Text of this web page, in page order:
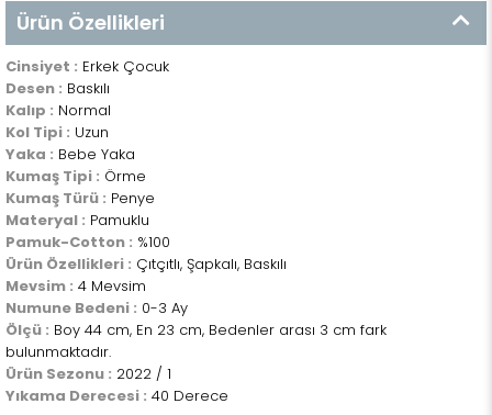
Ürün Özellikleri
Cinsiyet : Erkek Çocuk
Desen : Baskılı
Kalıp : Normal
Kol Tipi : Uzun
Yaka : Bebe Yaka
Kumaş Tipi : Örme
Kumaş Türü : Penye
Materyal : Pamuklu
Pamuk-Cotton : %100
Ürün Özellikleri : Çıtçıtlı, Şapkalı, Baskılı
Mevsim : 4 Mevsim
Numune Bedeni : 0-3 Ay
Ölçü : Boy 44 cm, En 23 cm, Bedenler arası 3 cm fark
bulunmaktadır.
Ürün Sezonu : 2022 / 1
Yıkama Derecesi : 40 Derece